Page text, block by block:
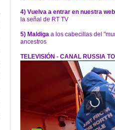
4) Vuelva a entrar en nuestra web
la señal de RT TV
5) Maldiga a los cabecillas del
ancestros
TELEVISIÓN - CANAL RUSSIA